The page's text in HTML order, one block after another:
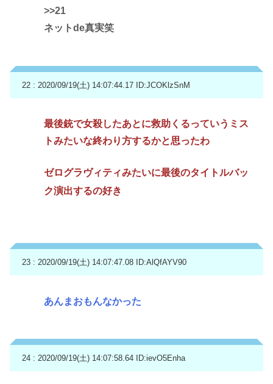
>>21
ネットde真実笑
22 : 2020/09/19(土) 14:07:44.17 ID:JCOKlzSnM
最後銃で女殺したあとに救助くるっていうミス
トみたいな終わり方するかと思ったわ
ゼログラヴィティみたいに最後のタイトルバッ
ク演出するの好き
23 : 2020/09/19(土) 14:07:47.08 ID:AlQfAYV90
あんまおもんなかった
24 : 2020/09/19(土) 14:07:58.64 ID:ievO5Enha